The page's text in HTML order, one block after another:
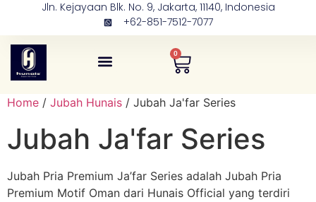
Jln. Kejayaan Blk. No. 9, Jakarta, 11140, Indonesia
+62-851-7512-7077
0
Home / Jubah Hunais / Jubah Ja'far Series
Jubah Ja'far Series
Jubah Pria Premium Ja’far Series adalah Jubah Pria
Premium Motif Oman dari Hunais Official yang terdiri